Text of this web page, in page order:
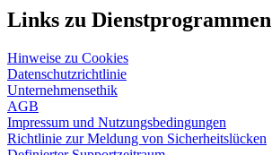
Links zu Dienstprogrammen
Hinweise zu Cookies
Datenschutzrichtlinie
Unternehmensethik
AGB
Impressum und Nutzungsbedingungen
Richtlinie zur Meldung von Sicherheitslücken